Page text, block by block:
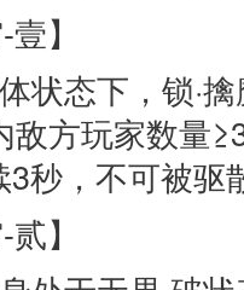
】
态下，锁·擒
敌方玩家数量
秒，不可被驱
】